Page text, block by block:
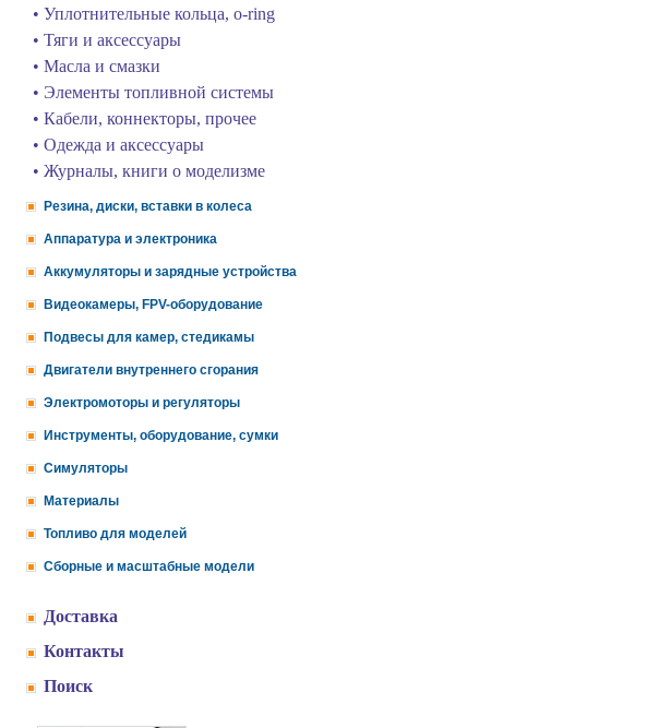
• Уплотнительные кольца, o-ring
• Тяги и аксессуары
• Масла и смазки
• Элементы топливной системы
• Кабели, коннекторы, прочее
• Одежда и аксессуары
• Журналы, книги о моделизме
Резина, диски, вставки в колеса
Аппаратура и электроника
Аккумуляторы и зарядные устройства
Видеокамеры, FPV-оборудование
Подвесы для камер, стедикамы
Двигатели внутреннего сгорания
Электромоторы и регуляторы
Инструменты, оборудование, сумки
Симуляторы
Материалы
Топливо для моделей
Сборные и масштабные модели
Доставка
Контакты
Поиск